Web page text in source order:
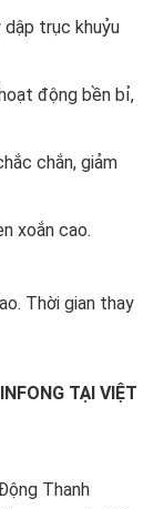
dập trục khuỷu
động bền bỉ,
chắn, giảm
xoắn cao.
Thời gian thay
TẠI VIỆT
Thanh